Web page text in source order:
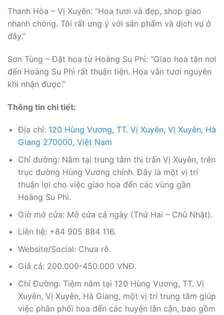
Thanh Hòa – Vị Xuyên: “Hoa tươi và đẹp, shop giao
nhanh chóng. Tôi rất ưng ý với sản phẩm và dịch vụ ở
đây.”
Sơn Tùng – Đặt hoa từ Hoàng Su Phì: “Giao hoa tận nơi
đến Hoàng Su Phì rất thuận tiện. Hoa vẫn tươi nguyên
khi nhận được.”
Thông tin chi tiết:
Địa chỉ: 120 Hùng Vương, TT. Vị Xuyên, Vị Xuyên, Hà
Giang 270000, Việt Nam
Chỉ đường: Nằm tại trung tâm thị trấn Vị Xuyên, trên
trục đường Hùng Vương chính. Đây là một vị trí
thuận lợi cho việc giao hoa đến các vùng gần
Hoàng Su Phì.
Giờ mở cửa: Mở cửa cả ngày (Thứ Hai – Chủ Nhật).
Liên hệ: +84 905 884 116.
Website/Social: Chưa rõ.
Giá cả: 200.000-450.000 VNĐ.
Chỉ Đường: Tiệm nằm tại 120 Hùng Vương, TT. Vị
Xuyên, Vị Xuyên, Hà Giang, một vị trí trung tâm giúp
việc phân phối hoa đến các huyện lân cận, bao gồm